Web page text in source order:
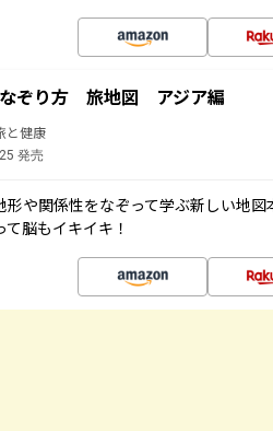
ぞり方 旅地図 アジア編
と健康
発売
形や関係性をなぞって学ぶ新しい地
て脳もイキイキ！